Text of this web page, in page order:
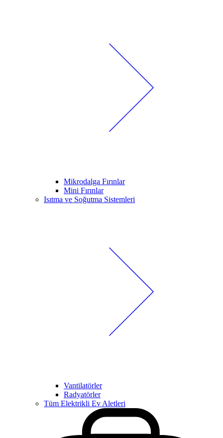
Mikrodalga Fırınlar
Mini Fırınlar
Isıtma ve Soğutma Sistemleri
Vantilatörler
Radyatörler
Tüm Elektrikli Ev Aletleri